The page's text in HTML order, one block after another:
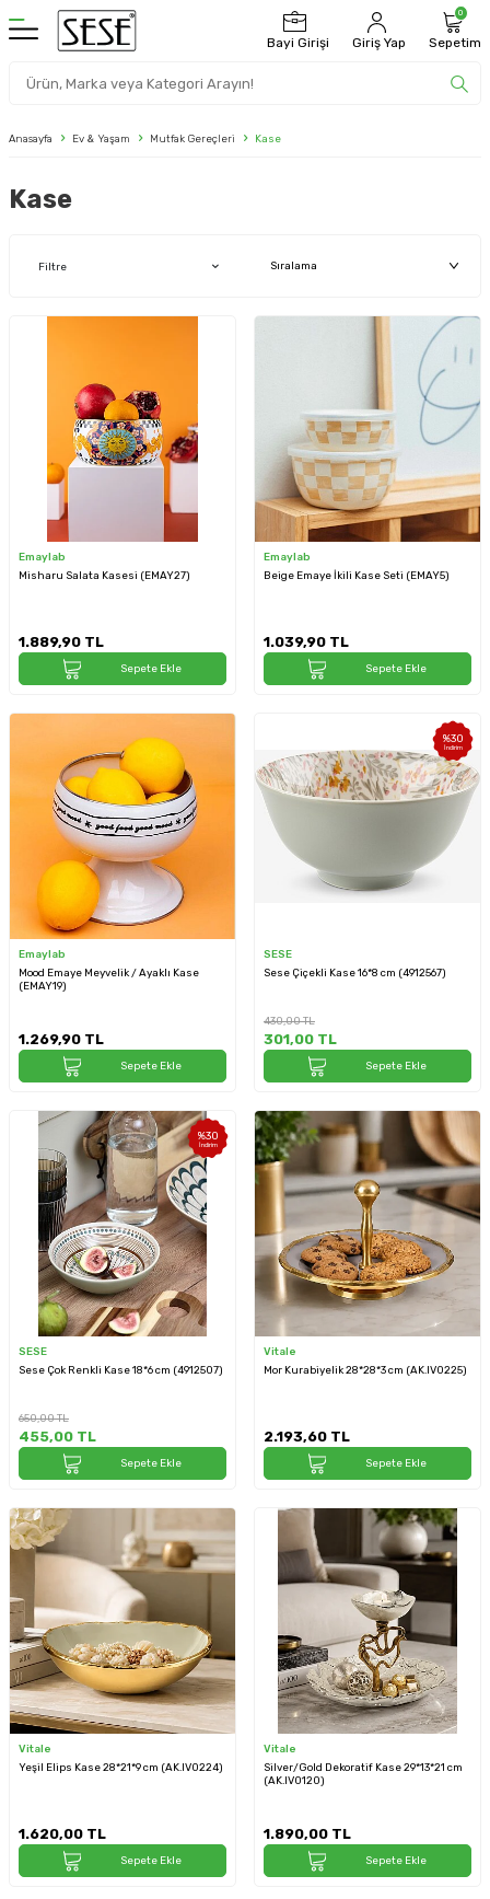
Bayi Girişi Giriş Yap
0
Sepetim
Anasayfa Ev & Yaşam Mutfak Gereçleri Kase
Kase
Filtre
Emaylab
Misharu Salata Kasesi (EMAY27)
1.889,90 TL
Sepete Ekle
Emaylab
Beige Emaye İkili Kase Seti (EMAY5)
1.039,90 TL
Sepete Ekle
Emaylab
Mood Emaye Meyvelik / Ayaklı Kase
(EMAY19)
1.269,90 TL
Sepete Ekle
%30
İndirim
SESE
Sese Çiçekli Kase 16*8 cm (4912567)
430,00TL
301,00 TL
Sepete Ekle
%30
İndirim
SESE
Sese Çok Renkli Kase 18*6 cm (4912507)
650,00TL
455,00 TL
Sepete Ekle
Vitale
Mor Kurabiyelik 28*28*3 cm (AK.IV0225)
2.193,60 TL
Sepete Ekle
Vitale
Yeşil Elips Kase 28*21*9 cm (AK.IV0224)
1.620,00 TL
Sepete Ekle
Vitale
Silver/Gold Dekoratif Kase 29*13*21 cm
(AK.IV0120)
1.890,00 TL
Sepete Ekle